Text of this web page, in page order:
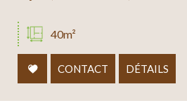
40m²
CONTACT DÉTAILS